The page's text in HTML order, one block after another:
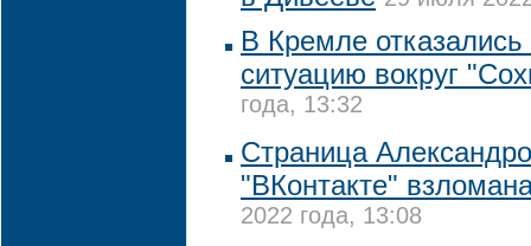
В Кремле
ситуацию вокруг
года, 13:32
Страница
"ВКонтакте"
2022 года, 13:08